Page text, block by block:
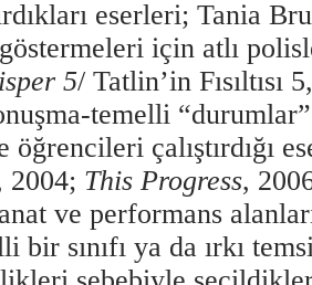
eserleri; Tania
için atlı
5/ Tatlin’in Fısıltısı
temelli
öğrencileri çalıştırdığı
2004; This Progress,
ve performans
bir sınıfı ya da ırkı